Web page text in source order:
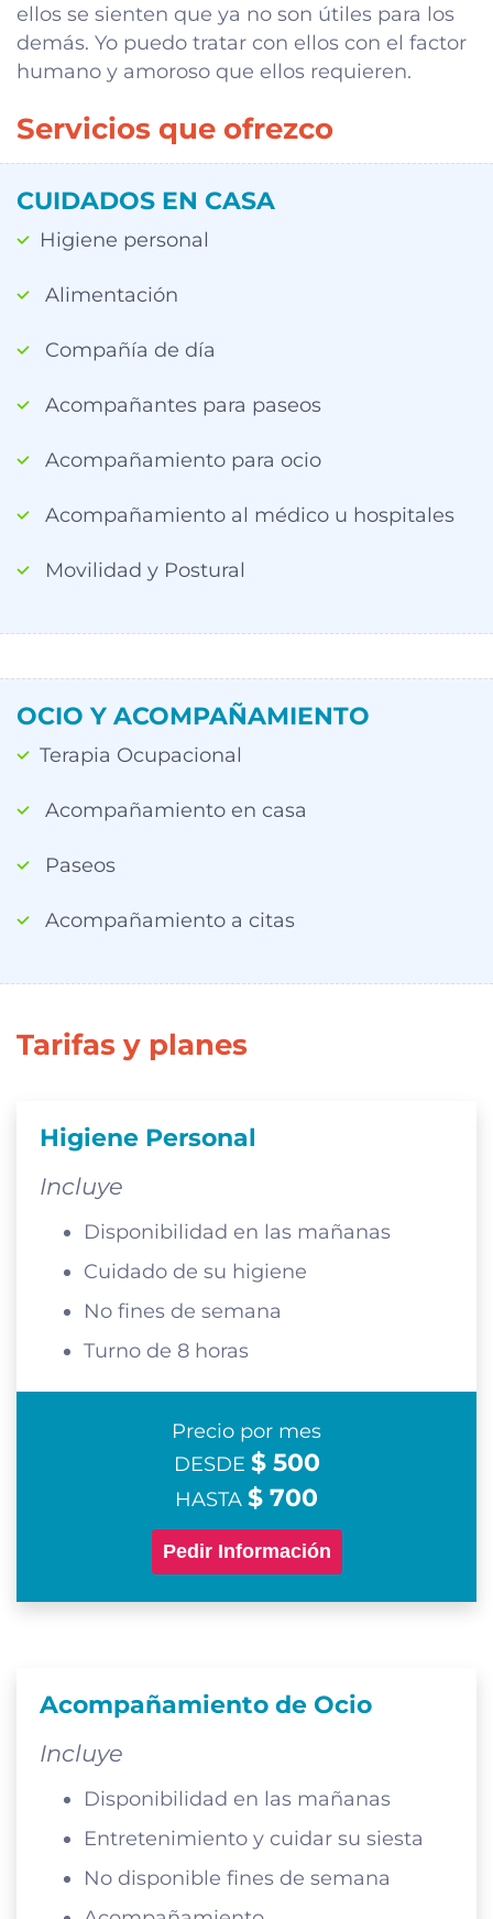
ellos se sienten que ya no son útiles para los
demás. Yo puedo tratar con ellos con el factor
humano y amoroso que ellos requieren.
Servicios que ofrezco
CUIDADOS EN CASA
Higiene personal
Alimentación
Compañía de día
Acompañantes para paseos
Acompañamiento para ocio
Acompañamiento al médico u hospitales
Movilidad y Postural
OCIO Y ACOMPAÑAMIENTO
Terapia Ocupacional
Acompañamiento en casa
Paseos
Acompañamiento a citas
Tarifas y planes
Higiene Personal
Incluye
Disponibilidad en las mañanas
Cuidado de su higiene
No fines de semana
Turno de 8 horas
Precio por mes
DESDE $ 500
HASTA $ 700
Pedir Información
Acompañamiento de Ocio
Incluye
Disponibilidad en las mañanas
Entretenimiento y cuidar su siesta
No disponible fines de semana